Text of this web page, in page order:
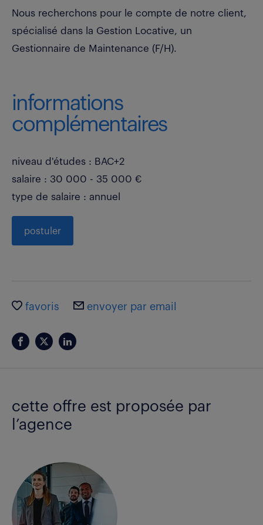
Nous recherchons pour le compte de notre client,
spécialisé dans la Gestion Locative, un
Gestionnaire de Maintenance (F/H).
informations
complémentaires
niveau d'études : BAC+2
salaire : 30 000 - 35 000 €
type de salaire : annuel
postuler
favoris envoyer par email
cette offre est proposée par
l’agence